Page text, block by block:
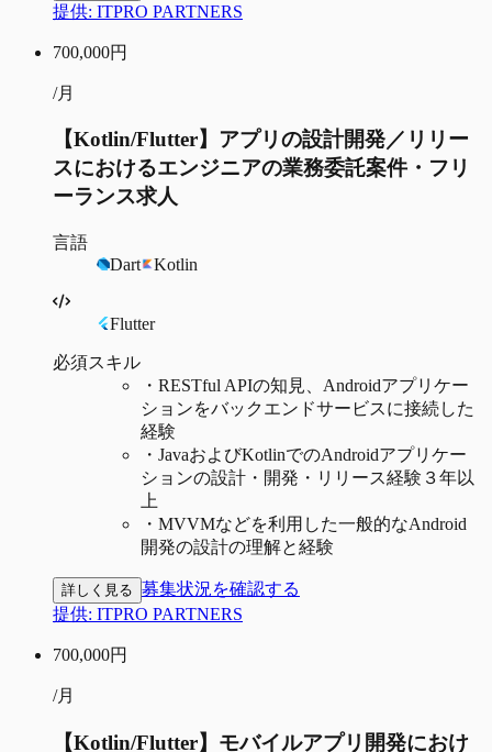
提供: ITPRO PARTNERS
700,000円
/月
【Kotlin/Flutter】アプリの設計開発／リリー
スにおけるエンジニアの業務委託案件・フリ
ーランス求人
言語
Dart
Kotlin
Flutter
必須スキル
・ RESTful APIの知見、Androidアプリケー
ションをバックエンドサービスに接続した
経験
・ JavaおよびKotlinでのAndroidアプリケー
ションの設計・開発・リリース経験３年以
上
・ MVVMなどを利用した一般的なAndroid
開発の設計の理解と経験
詳しく見る 募集状況を確認する
提供: ITPRO PARTNERS
700,000円
/月
【Kotlin/Flutter】モバイルアプリ開発におけ